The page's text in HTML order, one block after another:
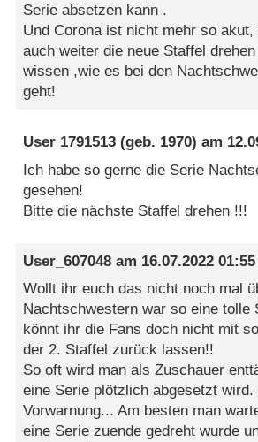
Serie absetzen kann .
Und Corona ist nicht mehr so
auch weiter die neue Staffel
wissen ,wie es bei den
geht!
User 1791513 (geb. 1970) am
Ich habe so gerne die Serie
gesehen!
Bitte die nächste Staffel drehen !!!
User_607048 am 16.07.2022 01:55
Wollt ihr euch das nicht noch mal
Nachtschwestern war so eine tolle
könnt ihr die Fans doch nicht mit
der 2. Staffel zurück lassen!!
So oft wird man als Zuschauer
eine Serie plötzlich abgesetzt wird.
Vorwarnung... Am besten man
eine Serie zuende gedreht wurde